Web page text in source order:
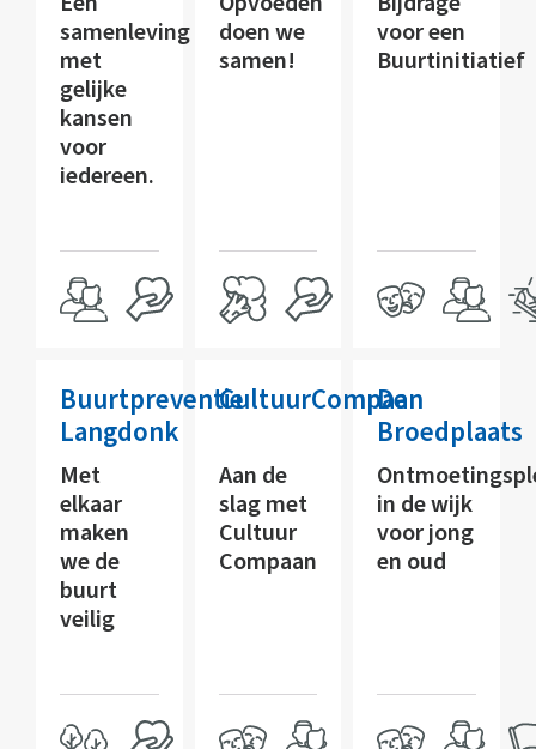
samenleving
met
gelijke
kansen
voor
iedereen.
doen we
samen!
voor een
Buurtinitiatief
Buurtpreventie
Langdonk
Met
elkaar
maken
we de
buurt
veilig
CultuurCompaan
Aan de
slag met
Cultuur
Compaan
De
Broedplaats
in de wijk
voor jong
en oud